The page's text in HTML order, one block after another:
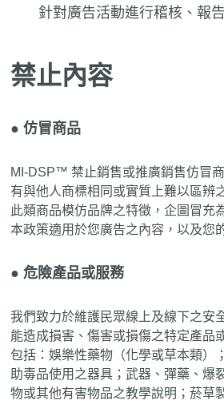
針對廣告活動進行稽核、報
禁止內容
● 仿冒商品
MI-DSP™ 禁止銷售或推廣銷售仿冒
有與他人商標相同或實質上難以區辨
此類商品模仿品牌之特徵，企圖冒充
本政策適用於您廣告之內容，以及您
● 危險產品或服務
我們致力於維護民眾線上及線下之安
能造成損害、傷害或損傷之特定產品
包括：娛樂性藥物（化學或草本類）
助毒品使用之器具；武器、彈藥、爆
物或其他有害物品之教學說明；菸草